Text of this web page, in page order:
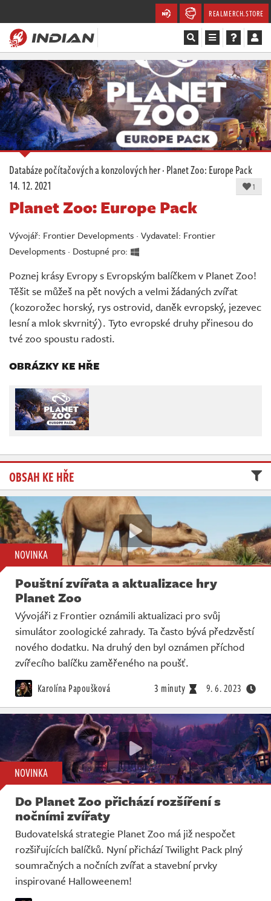
REALMERCH.STORE
Magazín
Recenze
Videa
Soutěže
Databáze
Komunita
Redakce
Živě
Databáze počítačových a konzolových her·Planet Zoo: Europe Pack
14. 12. 2021
1
Planet Zoo: Europe Pack
Vývojář: Frontier Developments · Vydavatel: Frontier
Developments · Dostupné pro:
Poznej krásy Evropy s Evropským balíčkem v Planet Zoo!
Těšit se můžeš na pět nových a velmi žádaných zvířat
(kozorožec horský, rys ostrovid, daněk evropský, jezevec
lesní a mlok skvrnitý). Tyto evropské druhy přinesou do
tvé zoo spoustu radosti.
OBRÁZKY KE HŘE
OBSAH KE HŘE
NOVINKA
Pouštní zvířata a aktualizace hry
Planet Zoo
Vývojáři z Frontier oznámili aktualizaci pro svůj
simulátor zoologické zahrady. Ta často bývá předzvěstí
nového dodatku. Na druhý den byl oznámen příchod
zvířecího balíčku zaměřeného na poušť.
Karolína Papoušková 3 minuty 9. 6. 2023
NOVINKA
Do Planet Zoo přichází rozšíření s
nočními zvířaty
Budovatelská strategie Planet Zoo má již nespočet
rozšiřujících balíčků. Nyní přichází Twilight Pack plný
soumračných a nočních zvířat a stavební prvky
inspirované Halloweenem!